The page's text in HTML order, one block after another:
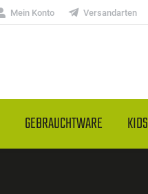
Mein Konto Versandarten
GEBRAUCHTWARE KIDS